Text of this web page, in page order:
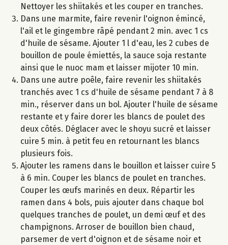
Nettoyer les shiitakés et les couper en tranches.
Dans une marmite, faire revenir l'oignon émincé,
l'ail et le gingembre râpé pendant 2 min. avec 1 cs
d'huile de sésame. Ajouter 1 l d'eau, les 2 cubes de
bouillon de poule émiettés, la sauce soja restante
ainsi que le nuoc mam et laisser mijoter 10 min.
Dans une autre poêle, faire revenir les shiitakés
tranchés avec 1 cs d'huile de sésame pendant 7 à 8
min., réserver dans un bol. Ajouter l'huile de sésame
restante et y faire dorer les blancs de poulet des
deux côtés. Déglacer avec le shoyu sucré et laisser
cuire 5 min. à petit feu en retournant les blancs
plusieurs fois.
Ajouter les ramens dans le bouillon et laisser cuire 5
à 6 min. Couper les blancs de poulet en tranches.
Couper les œufs marinés en deux. Répartir les
ramen dans 4 bols, puis ajouter dans chaque bol
quelques tranches de poulet, un demi œuf et des
champignons. Arroser de bouillon bien chaud,
parsemer de vert d'oignon et de sésame noir et